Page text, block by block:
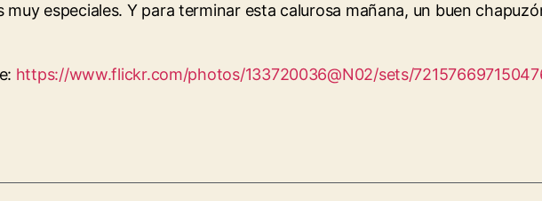
especiales. Y para terminar esta calurosa mañana, un buen
https://www.flickr.com/photos/133720036@N02/sets/